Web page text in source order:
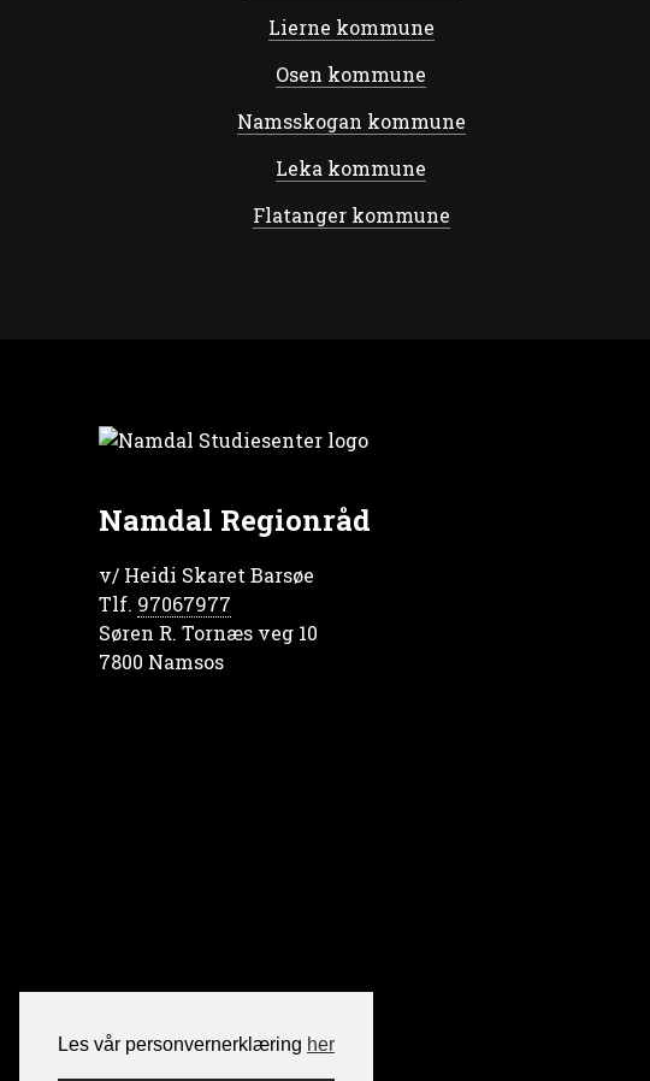
Les vår personvernerklæring her
Lierne kommune
Osen kommune
Namsskogan kommune
Leka kommune
Flatanger kommune
Namdal Regionråd
v/ Heidi Skaret Barsøe
Tlf. 97067977
Søren R. Tornæs veg 10
7800 Namsos